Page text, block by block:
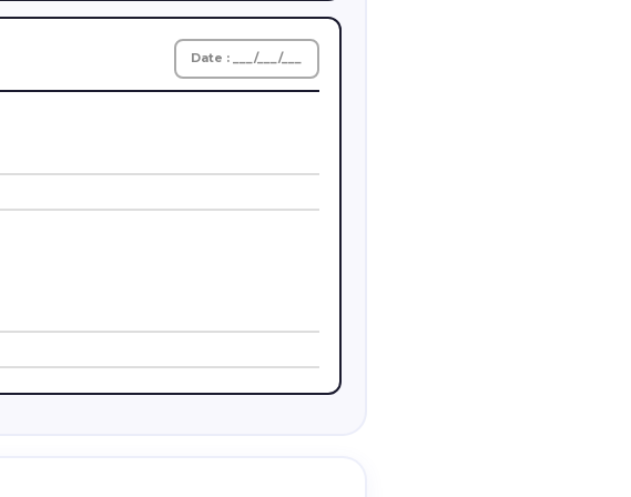
Date : ___/___/___